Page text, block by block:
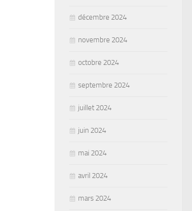
décembre 2024
novembre 2024
octobre 2024
septembre 2024
juillet 2024
juin 2024
mai 2024
avril 2024
mars 2024